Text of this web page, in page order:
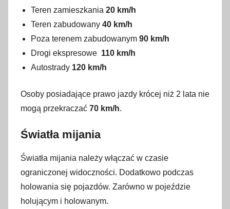
Teren zamieszkania 20 km/h
Teren zabudowany 40 km/h
Poza terenem zabudowanym 90 km/h
Drogi ekspresowe 110 km/h
Autostrady 120 km/h
Osoby posiadające prawo jazdy krócej niż 2 lata nie
mogą przekraczać 70 km/h.
Światła mijania
Światła mijania należy włączać w czasie
ograniczonej widoczności. Dodatkowo podczas
holowania się pojazdów. Zarówno w pojeździe
holującym i holowanym.